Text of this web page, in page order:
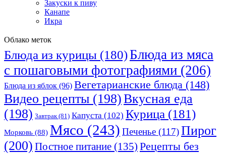
Закуски к пиву
Канапе
Икра
Облако меток
Блюда из курицы (180)Блюда из мяса
с пошаговыми фотографиями (206)
Блюда из яблок (96) Вегетарианские блюда (148)
Видео рецепты (198)Вкусная еда
(198) Завтрак(81) Капуста (102) Курица (181)
Морковь (88) Мясо (243) Печенье (117)Пирог
(200) Постное питание (135) Рецепты без